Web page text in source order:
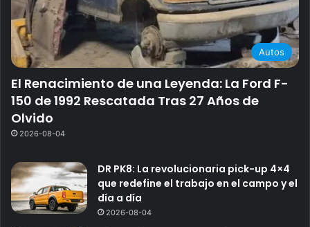
Autos
El Renacimiento de una Leyenda: La Ford F-
150 de 1992 Rescatada Tras 27 Años de
Olvido
2026-08-04
DR PK8: La revolucionaria pick-up 4×4
que redefine el trabajo en el campo y el
día a día
2026-08-04